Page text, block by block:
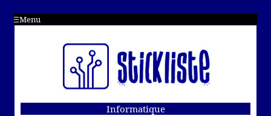
Menu
Informatique